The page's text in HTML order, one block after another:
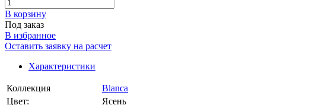
В корзинy
Под заказ
В избранное
Оставить заявку на расчет
Характеристики
Коллекция
Blanca
Цвет:
Ясень